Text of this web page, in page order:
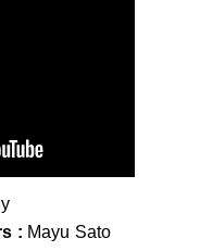
: Mayu Sato